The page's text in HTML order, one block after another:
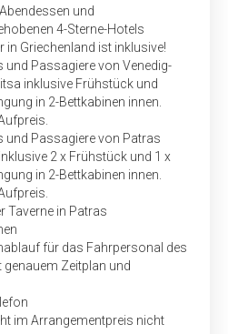
und
4-Sterne-Hotels
Griechenland ist inklusive!
und Passa­giere von Venedig-
inklusive Frühstück und
in 2-Bettkabinen innen.
und Passagiere von Patras
2 x Frühstück und 1 x
in 2-Bettkabinen innen.
Taverne in Patras
für das Fahrpersonal des
Zeitplan und
im Arrangementpreis nicht